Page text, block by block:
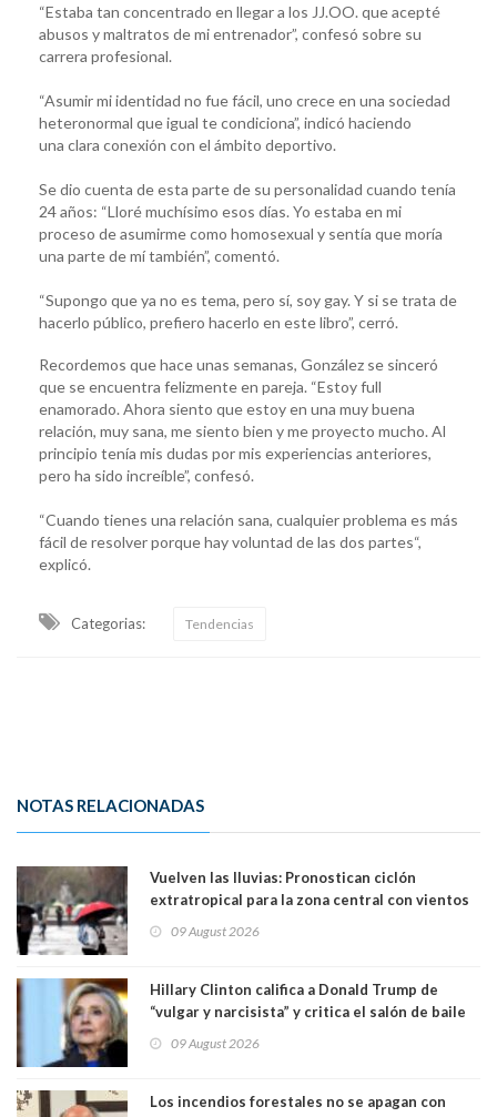
“Estaba tan concentrado en llegar a los JJ.OO. que acepté
abusos y maltratos de mi entrenador”, confesó sobre su
carrera profesional.
“Asumir mi identidad no fue fácil, uno crece en una sociedad
heteronormal que igual te condiciona”, indicó haciendo
una clara conexión con el ámbito deportivo.
Se dio cuenta de esta parte de su personalidad cuando tenía
24 años: “Lloré muchísimo esos días. Yo estaba en mi
proceso de asumirme como homosexual y sentía que moría
una parte de mí también”, comentó.
“Supongo que ya no es tema, pero sí, soy gay. Y si se trata de
hacerlo público, prefiero hacerlo en este libro”, cerró.
Recordemos que hace unas semanas, González se sinceró
que se encuentra felizmente en pareja. “Estoy full
enamorado. Ahora siento que estoy en una muy buena
relación, muy sana, me siento bien y me proyecto mucho. Al
principio tenía mis dudas por mis experiencias anteriores,
pero ha sido increíble”, confesó.
“Cuando tienes una relación sana, cualquier problema es más
fácil de resolver porque hay voluntad de las dos partes“,
explicó.
Categorias: Tendencias
NOTAS RELACIONADAS
Vuelven las lluvias: Pronostican ciclón
extratropical para la zona central con vientos
09 August 2026
Hillary Clinton califica a Donald Trump de
“vulgar y narcisista” y critica el salón de baile
casa. Y la está destruyendo”
09 August 2026
Los incendios forestales no se apagan con